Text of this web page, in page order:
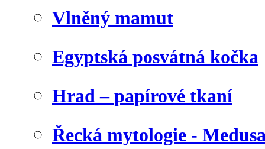
Vlněný mamut
Egyptská posvátná kočka
Hrad – papírové tkaní
Řecká mytologie -